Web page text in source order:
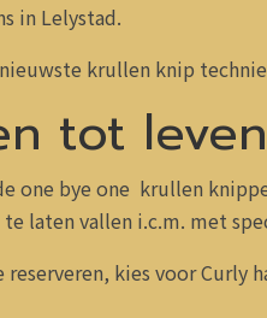
in Lelystad.
krullen knip
tot
one bye one krullen
laten vallen i.c.m. met
kies voor Curly